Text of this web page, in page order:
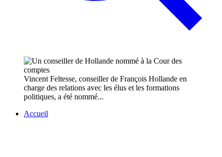
Vincent Feltesse, conseiller de François Hollande en
charge des relations avec les élus et les formations
politiques, a été nommé...
Accueil